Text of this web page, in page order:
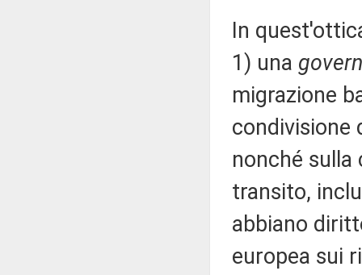
In
1) una
migrazione
condivisione
nonché sulla
transito,
abbiano
europea sui